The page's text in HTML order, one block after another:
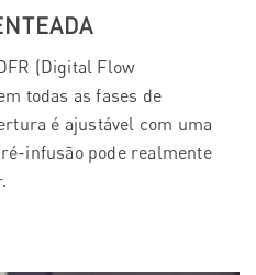
(Digital Flow
todas as fases de
é ajustável com uma
infusão pode realmente